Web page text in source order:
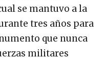
se mantuvo a la
tres años para
que nunca
militares